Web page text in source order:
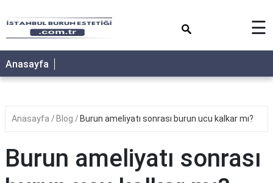
☰
Anasayfa
Anasayfa Blog Burun ameliyatı sonrası burun ucu kalkar mı?
Burun ameliyatı sonrası